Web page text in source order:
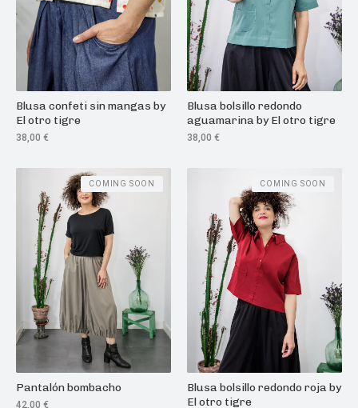
Blusa confeti sin mangas by
El otro tigre
38,00 €
Blusa bolsillo redondo
aguamarina by El otro tigre
38,00 €
Pantalón bombacho
42,00 €
COMING SOON
Blusa bolsillo redondo roja by
El otro tigre
COMING SOON